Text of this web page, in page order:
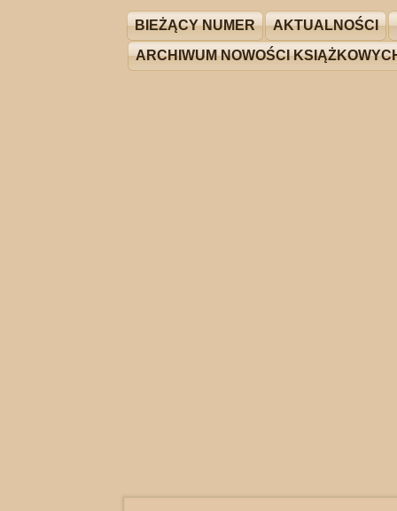
BIEŻĄCY NUMER AKTUALNOŚCI
ARCHIWUM NOWOŚCI